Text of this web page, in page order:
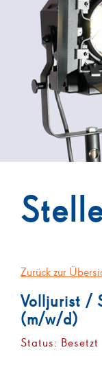
Zurück zur
Volljurist /
(m/w/d)
Status: Besetzt